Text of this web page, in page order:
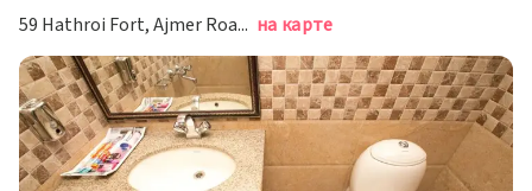
59 Hathroi Fort, Ajmer Road, Джайпур на карте